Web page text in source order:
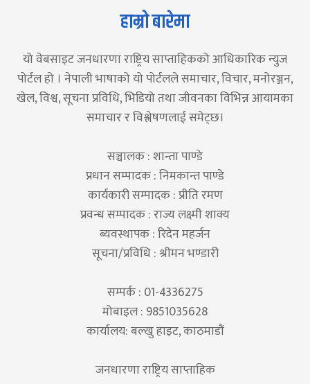
हाम्रो बारेमा
यो वेबसाइट जनधारणा राष्ट्रिय साप्ताहिकको आधिकारिक न्युज
पोर्टल हो । नेपाली भाषाको यो पोर्टलले समाचार, विचार, मनोरञ्जन,
खेल, विश्व, सूचना प्रविधि, भिडियो तथा जीवनका विभिन्न आयामका
समाचार र विश्लेषणलाई समेट्छ।
सञ्चालक : शान्ता पाण्डे
प्रधान सम्पादक : निमकान्त पाण्डे
कार्यकारी सम्पादक : प्रीति रमण
प्रवन्ध सम्पादक : राज्य लक्ष्मी शाक्य
ब्यवस्थापक : रिदेन महर्जन
सूचना/प्रविधि : श्रीमन भण्डारी
सम्पर्क : 01-4336275
मोबाइल : 9851035628
कार्यालय: बल्खु हाइट, काठमाडौं
जनधारणा राष्ट्रिय साप्ताहिक